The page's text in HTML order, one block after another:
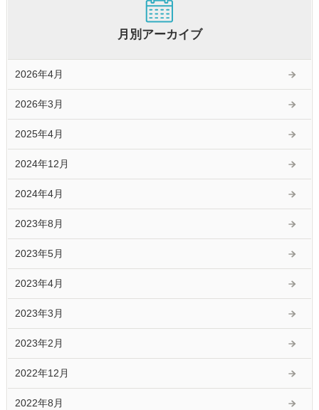
月別アーカイブ
2026年4月
2026年3月
2025年4月
2024年12月
2024年4月
2023年8月
2023年5月
2023年4月
2023年3月
2023年2月
2022年12月
2022年8月